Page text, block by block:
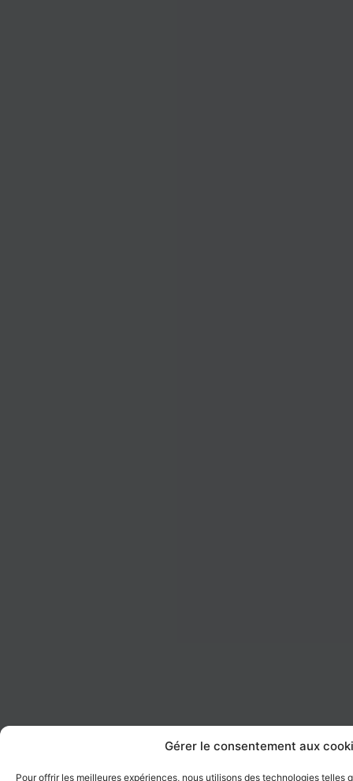
Gérer le consentement aux
Pour offrir les meilleures expériences, nous utilisons des technologies telles